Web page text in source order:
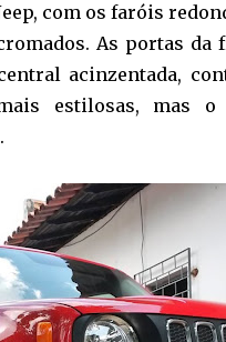
com os faróis
As portas
acinzentada,
estilosas, mas o